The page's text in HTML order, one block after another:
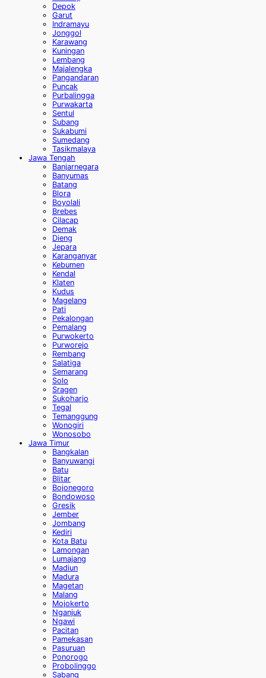
Depok
Garut
Indramayu
Jonggol
Karawang
Kuningan
Lembang
Majalengka
Pangandaran
Puncak
Purbalingga
Purwakarta
Sentul
Subang
Sukabumi
Sumedang
Tasikmalaya
Jawa Tengah
Banjarnegara
Banyumas
Batang
Blora
Boyolali
Brebes
Cilacap
Demak
Dieng
Jepara
Karanganyar
Kebumen
Kendal
Klaten
Kudus
Magelang
Pati
Pekalongan
Pemalang
Purwokerto
Purworejo
Rembang
Salatiga
Semarang
Solo
Sragen
Sukoharjo
Tegal
Temanggung
Wonogiri
Wonosobo
Jawa Timur
Bangkalan
Banyuwangi
Batu
Blitar
Bojonegoro
Bondowoso
Gresik
Jember
Jombang
Kediri
Kota Batu
Lamongan
Lumajang
Madiun
Madura
Magetan
Malang
Mojokerto
Nganjuk
Ngawi
Pacitan
Pamekasan
Pasuruan
Ponorogo
Probolinggo
Sabang